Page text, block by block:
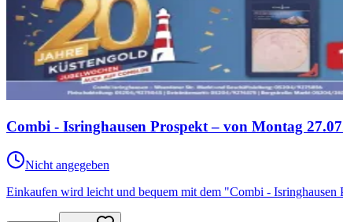
Combi - Isringhausen Prospekt – von Montag
Nicht angegeben
Einkaufen wird leicht und bequem mit dem "Combi -